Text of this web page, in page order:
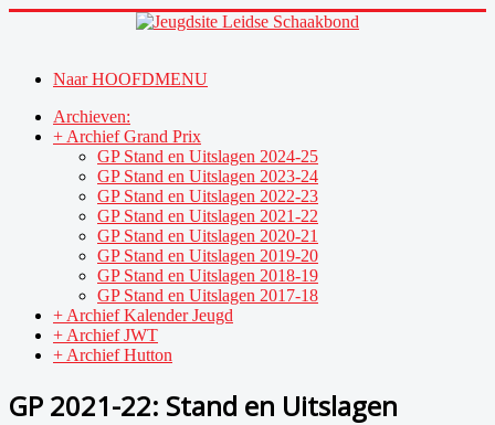
Naar HOOFDMENU
Archieven:
+ Archief Grand Prix
GP Stand en Uitslagen 2024-25
GP Stand en Uitslagen 2023-24
GP Stand en Uitslagen 2022-23
GP Stand en Uitslagen 2021-22
GP Stand en Uitslagen 2020-21
GP Stand en Uitslagen 2019-20
GP Stand en Uitslagen 2018-19
GP Stand en Uitslagen 2017-18
+ Archief Kalender Jeugd
+ Archief JWT
+ Archief Hutton
GP 2021-22: Stand en Uitslagen